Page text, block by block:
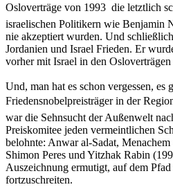
Osloverträge von 1993  die letztlich
israelischen Politikern wie Benjamin
nie akzeptiert wurden. Und
Jordanien und Israel Frieden. Er
vorher mit Israel in den Osloverträgen
Und, man hat es schon vergessen, es
Friedensnobelpreisträger in der
war die Sehnsucht der Außenwelt
Preiskomitee jeden vermeintlichen
belohnte: Anwar al-Sadat,
Shimon Peres und Yitzhak Rabin
Auszeichnung ermutigt, auf dem
fortzuschreiten.